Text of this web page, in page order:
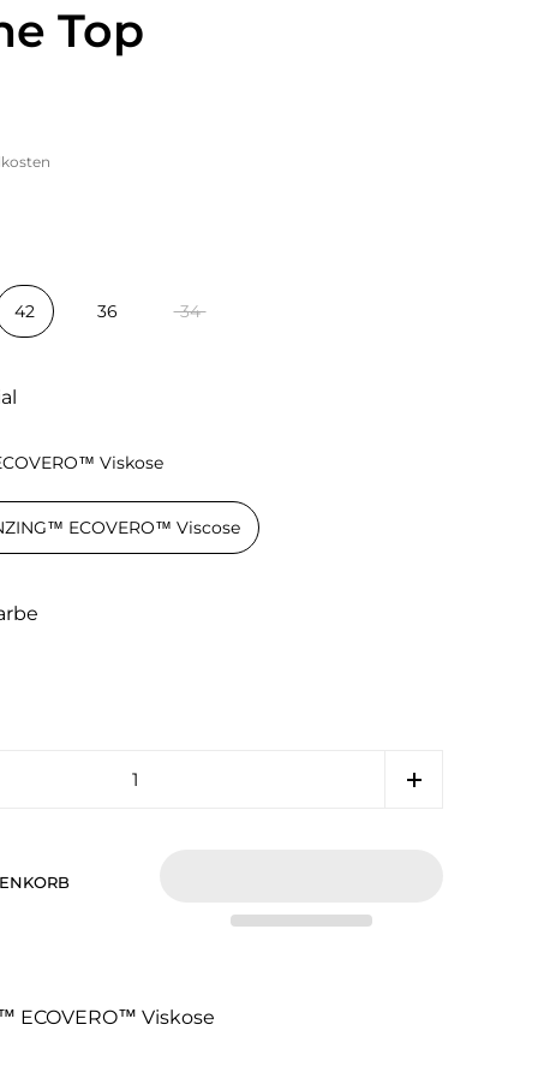
Top
42 36 34
Viskose
ECOVERO™ Viscose
ECOVERO™ Viskose